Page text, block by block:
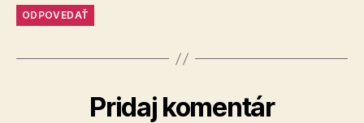
ODPOVEDAŤ
Pridaj komentár